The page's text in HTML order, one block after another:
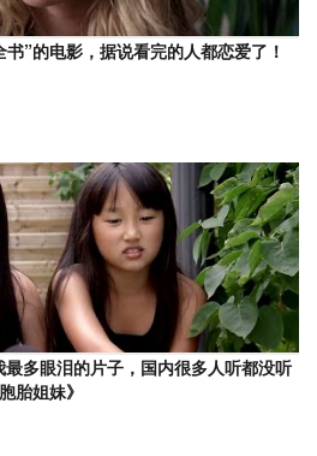
书”的电影，据说看完的人都恋爱了！
最多眼泪的片子，国内很多人听都没听
胎姐妹》